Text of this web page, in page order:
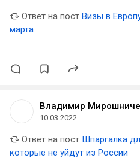
Ответ на пост Визы в
марта
Владимир
10.03.2022
Ответ на пост Шпаргалка
которые не уйдут из России